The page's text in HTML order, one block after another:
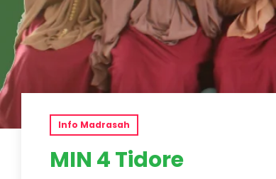
Info Madrasah
MIN 4 Tidore